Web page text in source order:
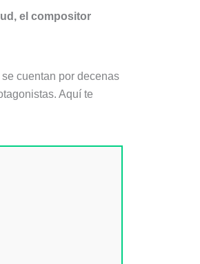
el compositor
cuentan por decenas
Aquí te